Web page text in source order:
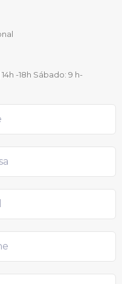
-18h Sábado: 9 h-